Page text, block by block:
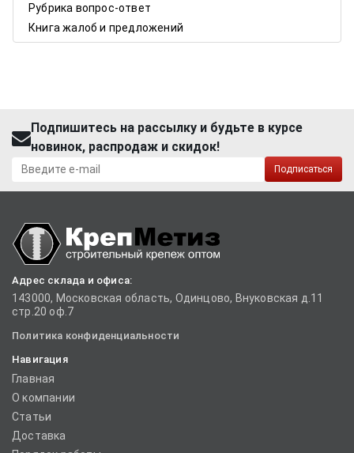
Рубрика вопрос-ответ
Книга жалоб и предложений
Подпишитесь на рассылку и будьте в курсе
новинок, распродаж и скидок!
Подписаться
Адрес склада и офиса:
143000, Московская область, Одинцово, Внуковская д.11
стр.20 оф.7
Политика конфиденциальности
Навигация
Главная
О компании
Статьи
Доставка